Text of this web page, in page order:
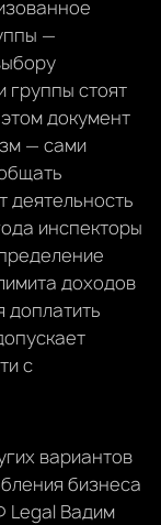
—
группы стоят
документ
— сами
деятельность
инспекторы
доходов
с
вариантов
бизнеса
Legal Вадим